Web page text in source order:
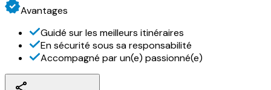
Avantages
Guidé sur les meilleurs itinéraires
En sécurité sous sa responsabilité
Accompagné par un(e) passionné(e)